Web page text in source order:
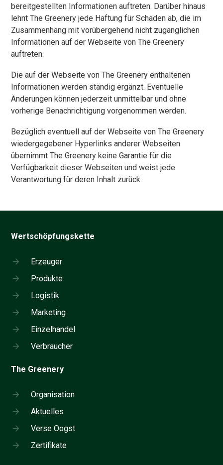
bereitgestellten Informationen auftreten. Darüber hinaus
lehnt The Greenery jede Haftung für Schäden ab, die im
Zusammenhang mit vorübergehend nicht zugänglichen
Informationen auf der Webseite von The Greenery
auftreten.
Die auf der Webseite von The Greenery enthaltenen
Informationen werden ständig ergänzt. Eventuelle
Änderungen können jederzeit unmittelbar und ohne
vorherige Benachrichtigung vorgenommen werden.
Bezüglich eventuell auf der Webseite von The Greenery
wiedergegebener Hyperlinks anderer Webseiten
übernimmt The Greenery keine Garantie für die
Verfügbarkeit dieser Webseiten und weist jede
Verantwortung für deren Inhalt zurück.
Wertschöpfungskette
Erzeuger
Produkte
Logistik
Marketing
Einzelhandel
Verbraucher
The Greenery
Organisation
Aktuelles
Verse Oogst
Zertifikate